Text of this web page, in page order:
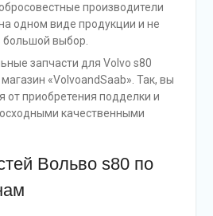
производители
одном виде продукции и не
большой выбор.
запчасти для Volvo s80
«VolvoandSaab». Так, вы
от приобретения подделки и
качественными
Вольво s80 по